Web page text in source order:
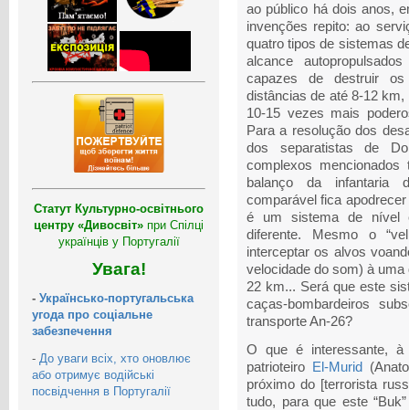
Статут Культурно-освітнього
центру «Дивосвіт» при Спілці
українців у Португалії
Увага!
- Українсько-португальська
угода про соціальне
забезпечення
- До уваги всіх, хто оновлює
або отримує водійські
посвідчення в Португалії
ao público há dois anos,
invenções repito: ao
quatro tipos de sistemas
alcance autopropulsados
capazes de destruir
distâncias de até 8-12
10-15 vezes mais
Para a resolução dos
dos separatistas de
complexos
balanço da infantaria
comparável fica apodrecer
é um sistema de nível
diferente. Mesmo o
interceptar os alvos
velocidade do som) à
22 km... Será que este
caças-bombardeiros
transporte An-26?
O que é interessante, à
patrioteiro
El-Murid
próximo do [terrorista
tudo, para que este